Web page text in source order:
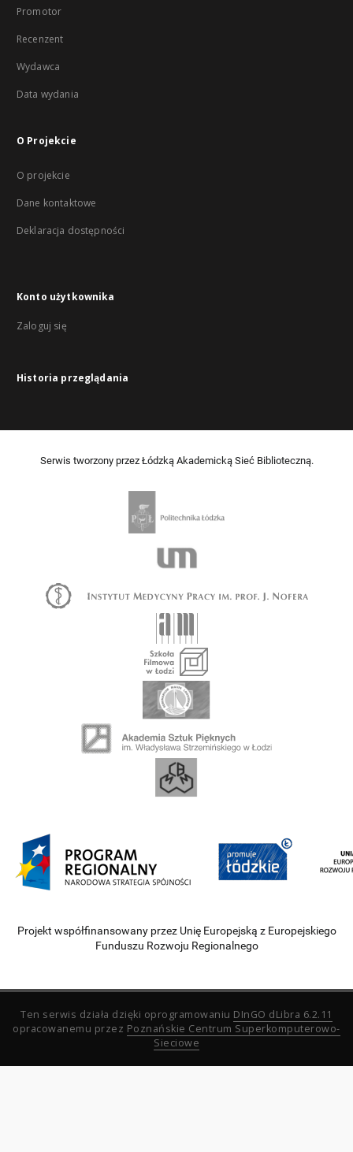
Promotor
Recenzent
Wydawca
Data wydania
O Projekcie
O projekcie
Dane kontaktowe
Deklaracja dostępności
Konto użytkownika
Zaloguj się
Historia przeglądania
Serwis tworzony przez Łódzką Akademicką Sieć Biblioteczną.
Projekt współfinansowany przez Unię Europejską z Europejskiego
Funduszu Rozwoju Regionalnego
Ten serwis działa dzięki oprogramowaniu DInGO dLibra 6.2.11
opracowanemu przez Poznańskie Centrum Superkomputerowo-
Sieciowe